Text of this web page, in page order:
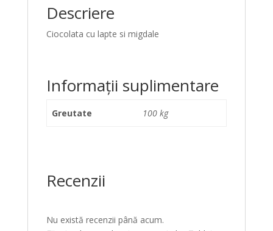
Descriere
Ciocolata cu lapte si migdale
Informații suplimentare
Greutate 100 kg
Recenzii
Nu există recenzii până acum.